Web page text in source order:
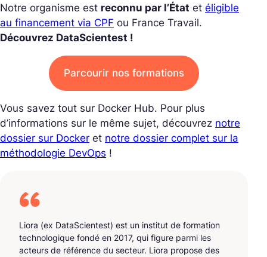
Notre organisme est reconnu par l’État et éligible
au financement via CPF ou France Travail.
Découvrez DataScientest !
Parcourir nos formations
Vous savez tout sur Docker Hub. Pour plus
d’informations sur le même sujet, découvrez notre
dossier sur Docker et notre dossier complet sur la
méthodologie DevOps !
Liora (ex DataScientest) est un institut de formation
technologique fondé en 2017, qui figure parmi les
acteurs de référence du secteur. Liora propose des